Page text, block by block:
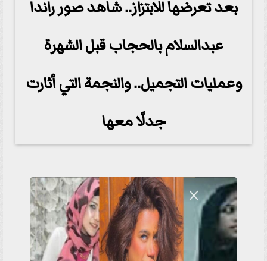
بعد تعرضها للابتزاز.. شاهد صور راندا
عبدالسلام بالحجاب قبل الشهرة
وعمليات التجميل.. والنجمة التي أثارت
جدلًا معها